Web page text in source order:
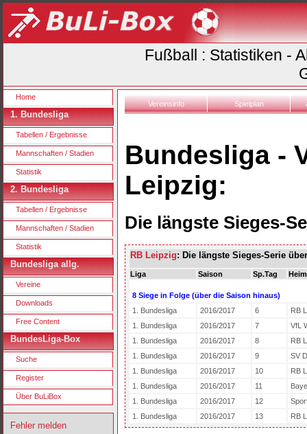
Fußball : Statistiken -
Home
1. Bundesliga
Tabellen / Ergebnisse
Mannschaften / Stadien
Statistik
2. Bundesliga
Tabellen / Ergebnisse
Mannschaften / Stadien
Statistik
Bundesliga allg.
Vereine
Downloads
Free Content
BundesLiga-Box
Suche
Register
Über BuLiBox
Fehler melden
Vereinsinfo Spielplan
Bundesliga -
Leipzig:
Die längste Sieges-
RB Leipzig: Die längste Sieges-Serie
Liga Saison Sp.Tag
8 Siege in Folge (über die Saison hinaus)
1. Bundesliga
2016/2017 6
RB
1. Bundesliga
2016/2017 7
VfL
1. Bundesliga
2016/2017 8
RB
1. Bundesliga
2016/2017 9
SV
1. Bundesliga
2016/2017 10
RB
1. Bundesliga
2016/2017 11
1. Bundesliga
2016/2017 12
1. Bundesliga
2016/2017 13 RB